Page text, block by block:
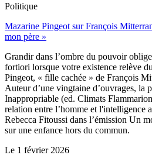
Politique
Mazarine Pingeot sur François
mon père »
Grandir dans l’ombre du pouvoir
fortiori lorsque votre existence relève
Pingeot, « fille cachée » de François
Auteur d’une vingtaine d’ouvrages, la
Inappropriable (ed. Climats
relation entre l’homme et l'intelligence
Rebecca Fitoussi dans l’émission Un
sur une enfance hors du commun.
Le 1 février 2026